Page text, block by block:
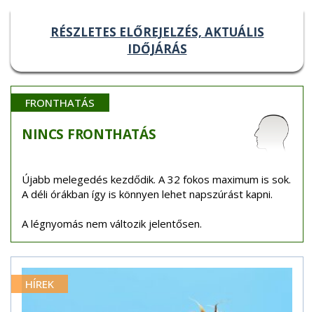
RÉSZLETES ELŐREJELZÉS, AKTUÁLIS
IDŐJÁRÁS
FRONTHATÁS
NINCS FRONTHATÁS
Újabb melegedés kezdődik. A 32 fokos maximum is sok.
A déli órákban így is könnyen lehet napszúrást kapni.
A légnyomás nem változik jelentősen.
HÍREK